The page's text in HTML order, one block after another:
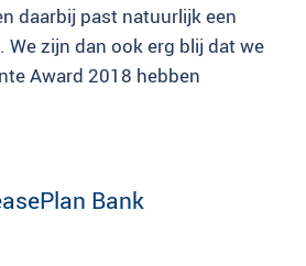
daarbij past natuurlijk een
We zijn dan ook erg blij dat we
Award 2018 hebben
Bank